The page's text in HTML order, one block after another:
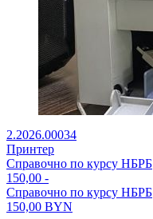
2.2026.00034
Принтер
Справочно по курсу НБРБ
150,00 -
Справочно по курсу НБРБ
150,00 BYN